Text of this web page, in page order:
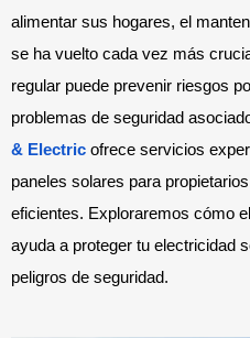
alimentar sus hogares, el
se ha vuelto cada vez más
regular puede prevenir riesgos
problemas de seguridad
& Electric ofrece servicios
paneles solares para
eficientes. Exploraremos cómo
ayuda a proteger tu electricidad
peligros de seguridad.